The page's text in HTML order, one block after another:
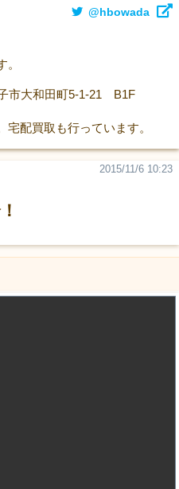
@hbowada
市大和田町5-1-21 B1F
配買取も行っています。
2015/11/6 10:23